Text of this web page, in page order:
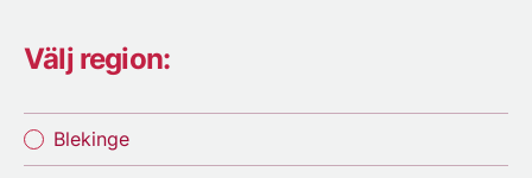
Välj region:
Blekinge